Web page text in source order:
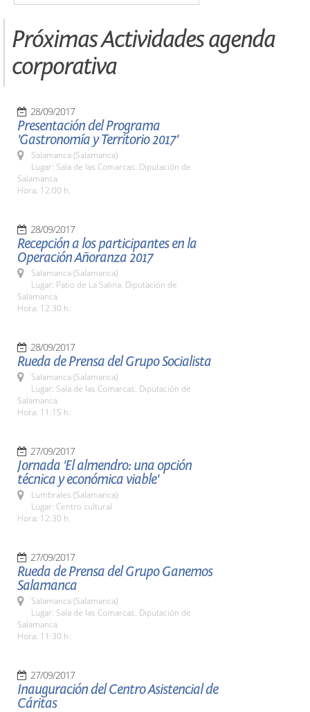
Próximas Actividades agenda
corporativa
28/09/2017
Presentación del Programa
'Gastronomía y Territorio 2017'
Salamanca (Salamanca)
Lugar: Sala de las Comarcas. Diputación de
Salamanca
Hora: 12:00 h.
28/09/2017
Recepción a los participantes en la
Operación Añoranza 2017
Salamanca (Salamanca)
Lugar: Patio de La Salina. Diputación de
Salamanca
Hora: 12.30 h.
28/09/2017
Rueda de Prensa del Grupo Socialista
Salamanca (Salamanca)
Lugar: Sala de las Comarcas. Diputación de
Salamanca
Hora: 11:15 h.
27/09/2017
Jornada 'El almendro: una opción
técnica y económica viable'
Lumbrales (Salamanca)
Lugar: Centro cultural
Hora: 12:30 h.
27/09/2017
Rueda de Prensa del Grupo Ganemos
Salamanca
Salamanca (Salamanca)
Lugar: Sala de las Comarcas. Diputación de
Salamanca
Hora: 11:30 h.
27/09/2017
Inauguración del Centro Asistencial de
Cáritas